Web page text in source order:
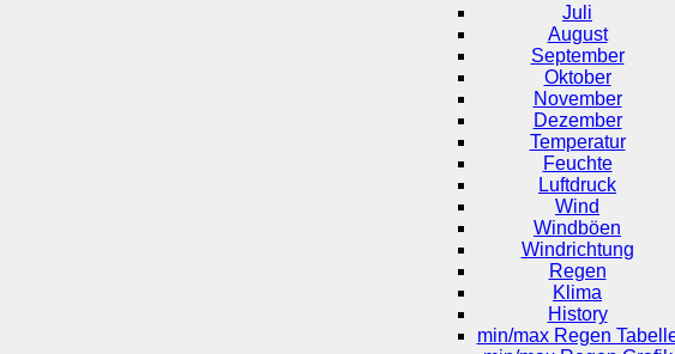
Juli
August
September
Oktober
November
Dezember
Temperatur
Feuchte
Luftdruck
Wind
Windböen
Windrichtung
Regen
Klima
History
min/max Regen